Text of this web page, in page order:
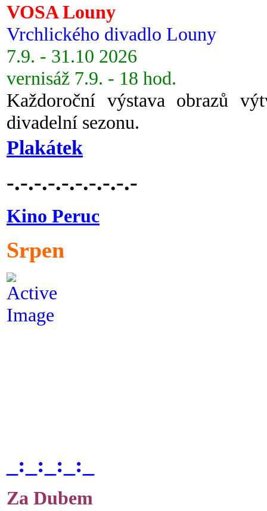
VOSA Louny
Vrchlického divadlo Louny
7.9. - 31.10 2026
vernisáž 7.9. - 18 hod.
Každoroční výstava obrazů
divadelní sezonu.
Plakátek
-.-.-.-.-.-.-.-.-.-
Kino Peruc
Srpen
_:_:_:_:_
Za Dubem